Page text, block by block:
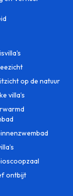
op de natuur
villa’s
ontbijt